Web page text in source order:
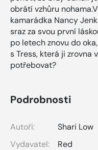
obrátí vzhůru
kamarádka Nancy
sraz za svou první
po letech znovu do
s Tress, která ji zrovna
potřebovat?
Podrobnosti
Autoři:
Shari Low
Vydavatel:
Red